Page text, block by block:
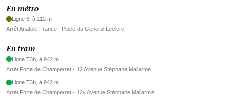
En métro
Ligne 3, à 112 m
Arrêt Anatole France - Place du General Leclerc
En tram
Ligne T3b, à 942 m
Arrêt Porte de Champerret - 12 Avenue Stéphane Mallarmé
Ligne T3b, à 942 m
Arrêt Porte de Champerret - 12v Avenue Stéphane Mallarmé